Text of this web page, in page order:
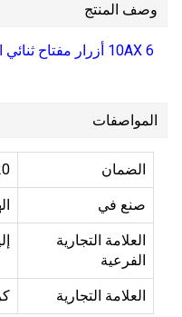
وصف المنتج
10AX 6 أزرار مفتاح ثنائي الاتجاه ذهبي.
المواصفات
الضمان 20
صنع في
العلامة التجارية
الفرعية
العلامة التجارية